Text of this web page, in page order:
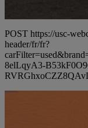
POST https://usc-
header/fr/fr?
8elLqyA3-